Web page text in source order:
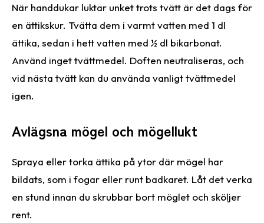
När handdukar luktar unket trots tvätt är det dags för
en ättikskur. Tvätta dem i varmt vatten med 1 dl
ättika, sedan i hett vatten med ½ dl bikarbonat.
Använd inget tvättmedel. Doften neutraliseras, och
vid nästa tvätt kan du använda vanligt tvättmedel
igen.
Avlägsna mögel och mögellukt
Spraya eller torka ättika på ytor där mögel har
bildats, som i fogar eller runt badkaret. Låt det verka
en stund innan du skrubbar bort möglet och sköljer
rent.